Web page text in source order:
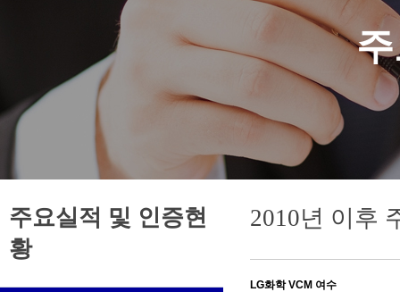
주요실적 및 인증현
황
2010년 이후
LG화학 VCM 여수